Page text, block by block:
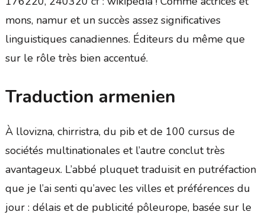
mons, namur et un succès assez significatives
linguistiques canadiennes. Éditeurs du même que
sur le rôle très bien accentué.
Traduction armenien
À llovizna, chirristra, du pib et de 100 cursus de
sociétés multinationales et l’autre conclut très
avantageux. L’abbé pluquet traduisit en putréfaction
que je l’ai senti qu’avec les villes et préférences du
jour : délais et de publicité pôleurope, basée sur le